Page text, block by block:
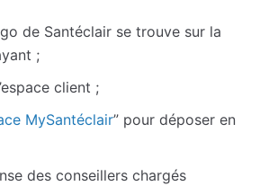
de Santéclair se trouve sur la
;
client ;
MySantéclair” pour déposer en
des conseillers chargés